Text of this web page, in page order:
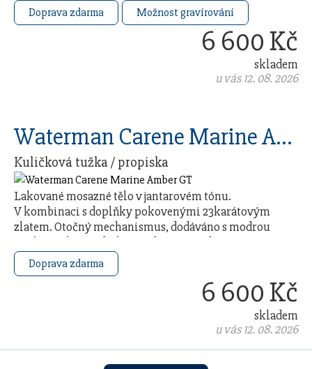
Doprava zdarma Možnost gravírování
6 600 Kč
skladem
u vás 12. 08. 2026
Waterman Carene Marine Amber GT
Kuličková tužka / propiska
Lakované mosazné tělo v jantarovém tónu.
V kombinaci s doplňky pokovenými 23karátovým
zlatem. Otočný mechanismus, dodáváno s modrou
náplní. Baleno v dárkovém boxu. Vyrobeno ve …
Doprava zdarma
6 600 Kč
skladem
u vás 12. 08. 2026